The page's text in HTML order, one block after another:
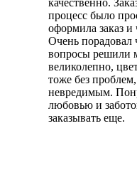
процесс было
оформила заказ и
Очень порадовал
вопросы решили
великолепно,
тоже без
невредимым.
любовью и
заказывать еще.